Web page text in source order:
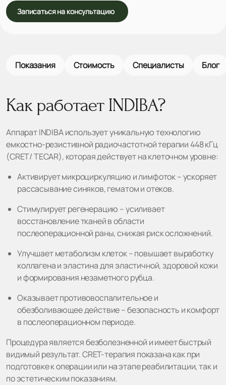
Записаться на консультацию
Показания Стоимость Специалисты Блог
Как работает INDIBA?
Аппарат INDIBA использует уникальную технологию
емкостно-резистивной радиочастотной терапии 448 кГц
(CRET/ TECAR), которая действует на клеточном уровне:
Активирует микроциркуляцию и лимфоток – ускоряет
рассасывание синяков, гематом и отеков.
Стимулирует регенерацию – усиливает
восстановление тканей в области
послеоперационной раны, снижая риск осложнений.
Улучшает метаболизм клеток – повышает выработку
коллагена и эластина для эластичной, здоровой кожи
и формирования незаметного рубца.
Оказывает противовоспалительное и
обезболивающее действие – безопасность и комфорт
в послеоперационном периоде.
Процедура является безболезненной и имеет быстрый
видимый результат. CRET-терапия показана как при
подготовке к операции или на этапе реабилитации, так и
по эстетическим показаниям.